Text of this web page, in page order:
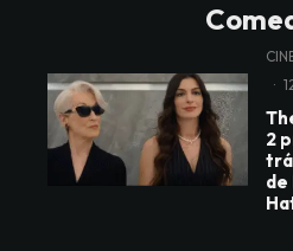
·
2
de